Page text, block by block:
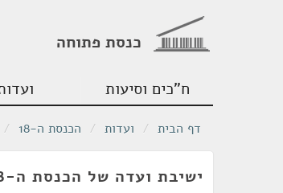
כנסת פתוחה
ח"כים וסיעות
דף הבית / ועדות / הכנסת ה-18 /
ישיבת ועדה של הכנסת ה-18 מתאריך 30/12/2009